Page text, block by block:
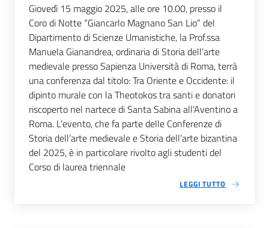
Giovedì 15 maggio 2025, alle ore 10.00, presso il
Coro di Notte “Giancarlo Magnano San Lio” del
Dipartimento di Scienze Umanistiche, la Prof.ssa
Manuela Gianandrea, ordinaria di Storia dell’arte
medievale presso Sapienza Università di Roma, terrà
una conferenza dal titolo: Tra Oriente e Occidente: il
dipinto murale con la Theotokos tra santi e donatori
riscoperto nel nartece di Santa Sabina all'Aventino a
Roma. L’evento, che fa parte delle Conferenze di
Storia dell’arte medievale e Storia dell’arte bizantina
del 2025, è in particolare rivolto agli studenti del
Corso di laurea triennale
LEGGI TUTTO